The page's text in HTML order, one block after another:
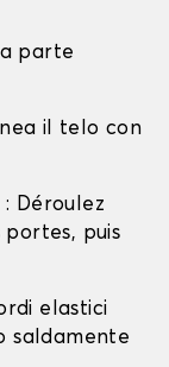
parte
il telo con
: Déroulez
puis
elastici
saldamente